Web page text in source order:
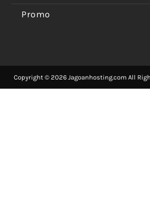
Promo
Copyright © 2026 Jagoanhosting.com All